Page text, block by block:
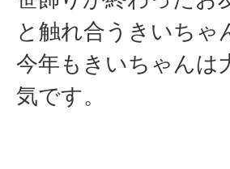
と触れ合うきいちゃ
今年もきいちゃんは
気です。